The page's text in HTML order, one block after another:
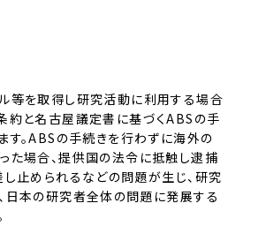
等を取得し研究活動に利用する場合
約と名古屋議定書に基づくABSの手
す。ABSの手続きを行わずに海外の
た場合、提供国の法令に抵触し逮捕
し止められるなどの問題が生じ、研究
日本の研究者全体の問題に発展する